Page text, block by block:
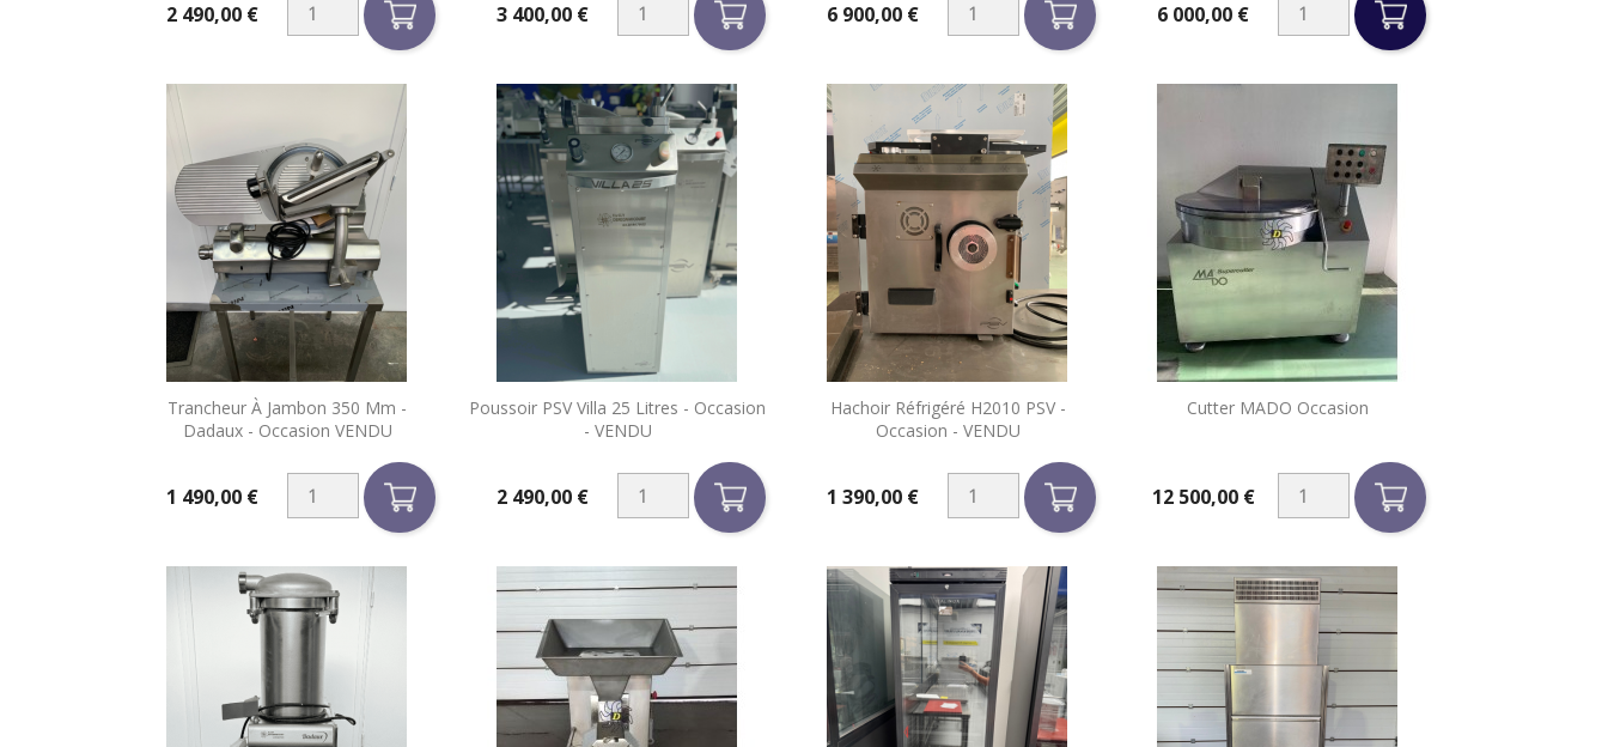
Prix2 490,00 € Prix3 400,00 € Prix6 900,00 € Prix6 000,00 €
Trancheur À Jambon 350 Mm -
Dadaux - Occasion VENDU
Prix1 490,00 €
Aperçu rapide
Poussoir PSV Villa 25 Litres - Occasion
- VENDU
Prix2 490,00 €
Aperçu rapide
Hachoir Réfrigéré H2010 PSV -
Occasion - VENDU
Prix1 390,00 €
Aperçu rapide Cutter MADO Occasion
Prix12 500,00 €
Aperçu rapide